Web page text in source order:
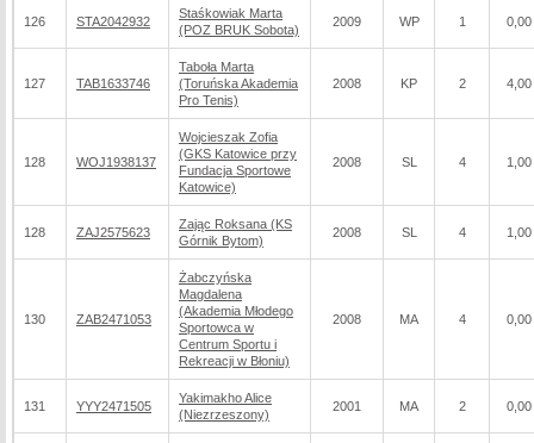
126 STA2042932
Staśkowiak Marta
(POZ BRUK Sobota)
2009 WP 1 0,00
127 TAB1633746
Taboła Marta
(Toruńska Akademia
Pro Tenis)
2008 KP 2 4,00
128 WOJ1938137
Wojcieszak Zofia
(GKS Katowice przy
Fundacja Sportowe
Katowice)
2008 SL 4 1,00
128 ZAJ2575623
Zając Roksana (KS
Górnik Bytom)
2008 SL 4 1,00
130 ZAB2471053
Żabczyńska
Magdalena
(Akademia Młodego
Sportowca w
Centrum Sportu i
Rekreacji w Błoniu)
2008 MA 4 0,00
131 YYY2471505
Yakimakho Alice
(Niezrzeszony)
2001 MA 2 0,00